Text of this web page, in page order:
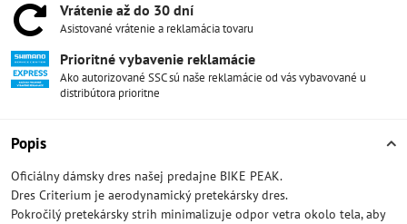
Vrátenie až do 30 dní
Asistované vrátenie a reklamácia tovaru
Prioritné vybavenie reklamácie
Ako autorizované SSC sú naše reklamácie od vás vybavované u
distribútora prioritne
Popis
Oficiálny dámsky dres našej predajne BIKE PEAK.
Dres Criterium je aerodynamický pretekársky dres.
Pokročilý pretekársky strih minimalizuje odpor vetra okolo tela, aby